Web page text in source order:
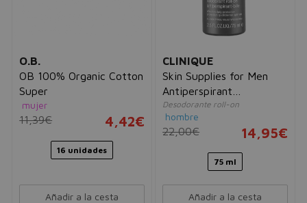
O.B.
OB 100% Organic Cotton
Super
mujer
11,39€ 4,42€
16 unidades
Añadir a la cesta
CLINIQUE
Skin Supplies for Men
Antiperspirant
Deodorant Roll-On
Desodorante roll-on
hombre
22,00€ 14,95€
75 ml
Añadir a la cesta